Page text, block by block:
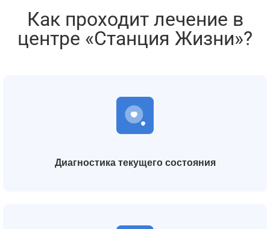
Как проходит лечение в
центре «Станция Жизни»?
Диагностика текущего состояния